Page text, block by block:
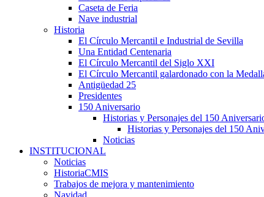
Caseta de Feria
Nave industrial
Historia
El Círculo Mercantil e Industrial de Sevilla
Una Entidad Centenaria
El Círculo Mercantil del Siglo XXI
El Círculo Mercantil galardonado con la
Antigüedad 25
Presidentes
150 Aniversario
Historias y Personajes del 150
Historias y Personajes del 150
Noticias
INSTITUCIONAL
Noticias
HistoriaCMIS
Trabajos de mejora y mantenimiento
Navidad